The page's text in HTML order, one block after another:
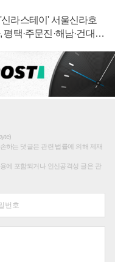
라스테이' 서울신라호
택·주문진·해남·건대로
하는 댓글은 관련 법률에 의해 제재
에 포함되거나 인신공격성 글은 관